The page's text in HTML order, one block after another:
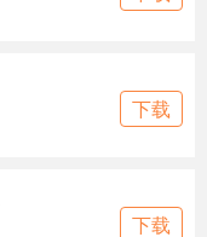
下载
下载